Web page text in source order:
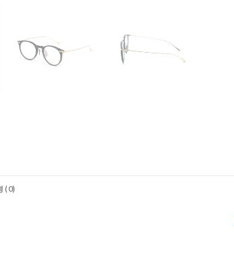
(0)